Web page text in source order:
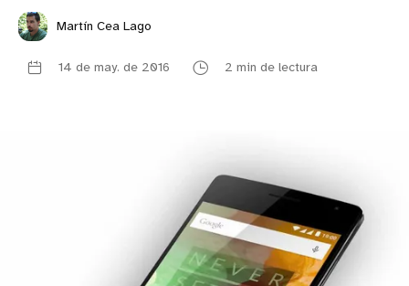
Martín Cea Lago
14 de may. de 2016 2 min de lectura